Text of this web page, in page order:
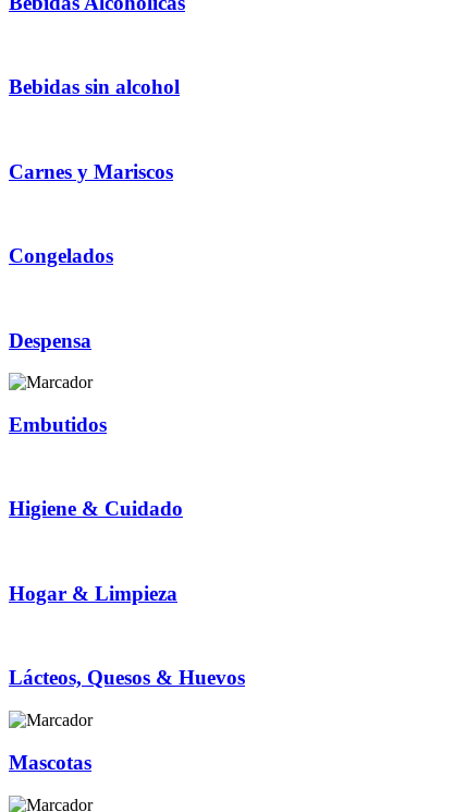
Bebidas sin alcohol
Carnes y Mariscos
Congelados
Despensa
Embutidos
Higiene & Cuidado
Hogar & Limpieza
Lácteos, Quesos & Huevos
Mascotas